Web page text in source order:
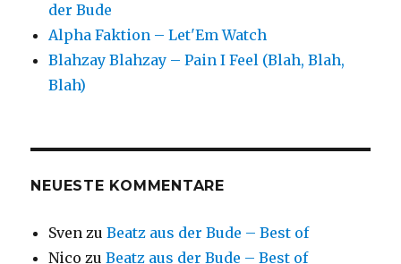
der Bude
Alpha Faktion – Let'Em Watch
Blahzay Blahzay – Pain I Feel (Blah, Blah,
Blah)
NEUESTE KOMMENTARE
Sven zuBeatz aus der Bude – Best of
Nico zuBeatz aus der Bude – Best of